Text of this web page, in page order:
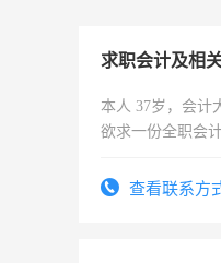
求职会计及相
本人 37岁，会计
欲求一份全职会
查看联系方